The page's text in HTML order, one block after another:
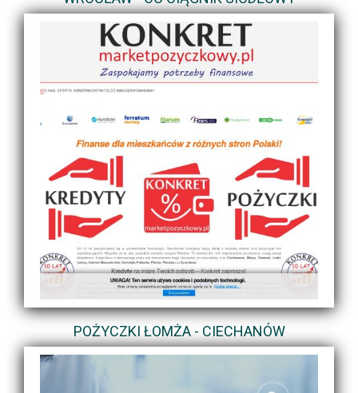
POŻYCZKI ŁOMŻA - CIECHANÓW